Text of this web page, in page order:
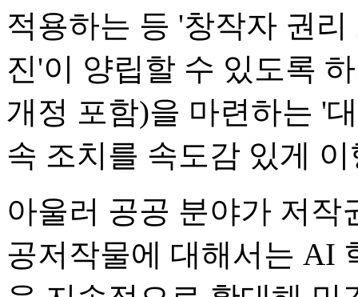
적용하는 등 '창작자 권
진'이 양립할 수 있도록
개정 포함)을 마련하는 '
속 조치를 속도감 있게
아울러 공공 분야가 저작
공저작물에 대해서는 AI